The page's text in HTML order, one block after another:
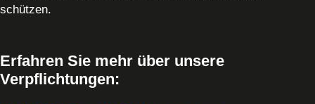
schützen.
Erfahren Sie mehr über unsere
Verpflichtungen: